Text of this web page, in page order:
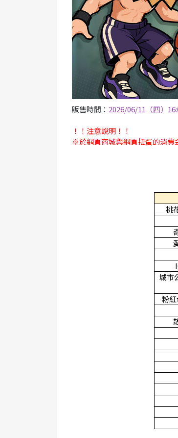
販售時間： 2026/06/11（四）
！！注意說明！！
※於網頁商城與網頁扭蛋的消費
桃
城市
粉紅